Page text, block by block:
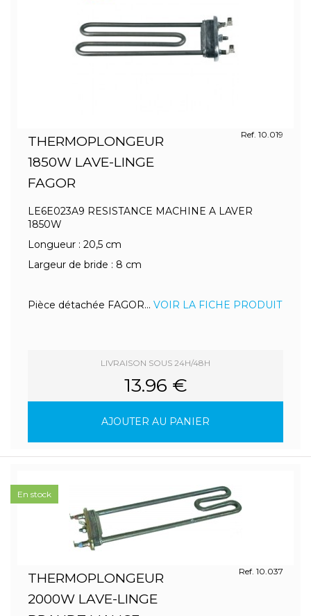
THERMOPLONGEUR
1850W LAVE-LINGE
FAGOR
Ref. 10.019
LE6E023A9 RESISTANCE MACHINE A LAVER
1850W
Longueur : 20,5 cm
Largeur de bride : 8 cm
Pièce détachée FAGOR... VOIR LA FICHE PRODUIT
LIVRAISON SOUS 24H/48H
13.96 €
AJOUTER AU PANIER
THERMOPLONGEUR
2000W LAVE-LINGE
Ref. 10.037
En stock